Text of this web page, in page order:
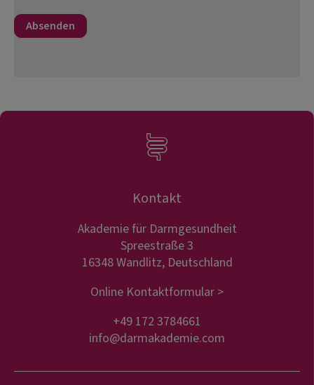
Kontakt
Akademie für Darmgesundheit
Spreestraße 3
16348 Wandlitz, Deutschland
Online Kontaktformular >
+49 172 3784661
info@darmakademie.com